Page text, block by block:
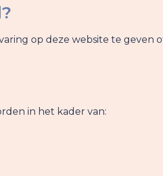
op deze website te geven
in het kader van: